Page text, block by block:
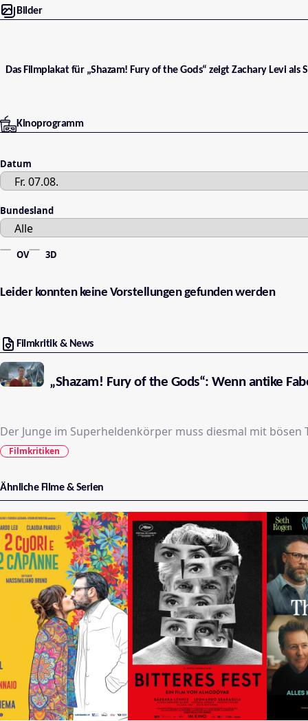
Bilder
Das Filmplakat für „Shazam! Fury of the Gods“ zeigt Zachary Levi als
Kinoprogramm
Datum
Bundesland
OV 3D
Leider konnten keine Vorstellungen gefunden werden
Filmkritik & News
„Shazam! Fury of the Gods“: Wenn antike
Der Junge im Superheldenkörper muss diesmal mit
Filmkritiken
Ähnliche Filme & Serien